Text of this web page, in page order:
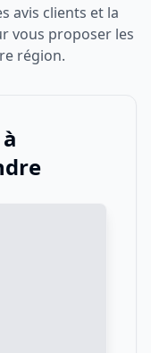
avis clients et la
vous proposer les
région.